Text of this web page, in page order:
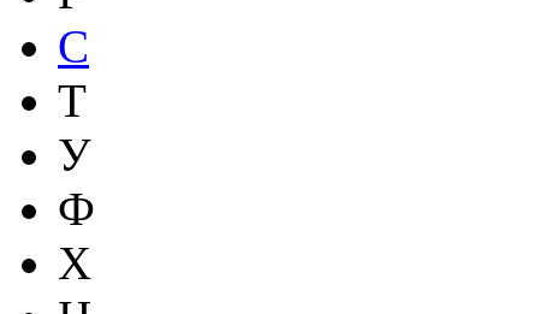
С
Т
У
Ф
Х